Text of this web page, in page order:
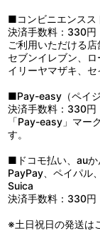
■コンビニエンスス
決済手数料：330円
ご利用いただける店
セブンイレブン、
イリーヤマザキ、セ
■Pay-easy（ペイジ
決済手数料：330円
「Pay-easy」マー
す。
■ドコモ払い、auか
PayPay、ペイパル
Suica
決済手数料：330円
※土日祝日の発送は